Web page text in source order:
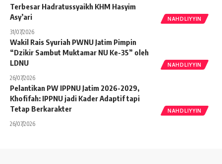
NAHDLIYYIN
Terbesar Hadratussyaikh KHM Hasyim
Asy’ari
31/07/2026
NAHDLIYYIN
Wakil Rais Syuriah PWNU Jatim Pimpin
“Dzikir Sambut Muktamar NU Ke-35” oleh
LDNU
26/07/2026
NAHDLIYYIN
Pelantikan PW IPPNU Jatim 2026-2029,
Khofifah: IPPNU jadi Kader Adaptif tapi
Tetap Berkarakter
26/07/2026